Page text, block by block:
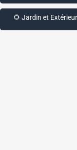
🌻 Jardin et Extérieur